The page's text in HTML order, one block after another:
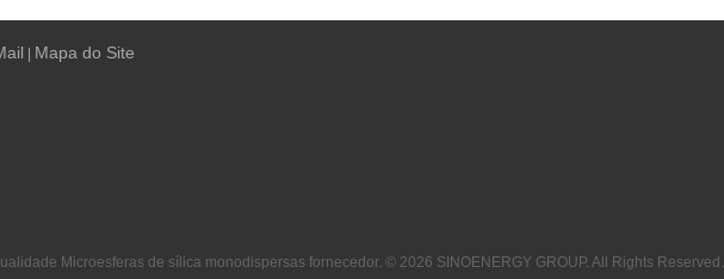
Mapa do Site
Microesferas de sílica monodispersas fornecedor. © 2026 SINOENERGY GROUP. All Rights Reserved.